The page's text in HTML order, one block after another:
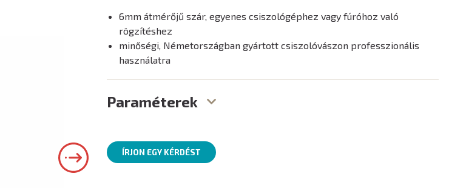
6mm átmérőjű szár, egyenes csiszológéphez vagy fúróhoz való
rögzítéshez
minőségi, Németországban gyártott csiszolóvászon professzionális
használatra
Paraméterek
ÍRJON EGY KÉRDÉST